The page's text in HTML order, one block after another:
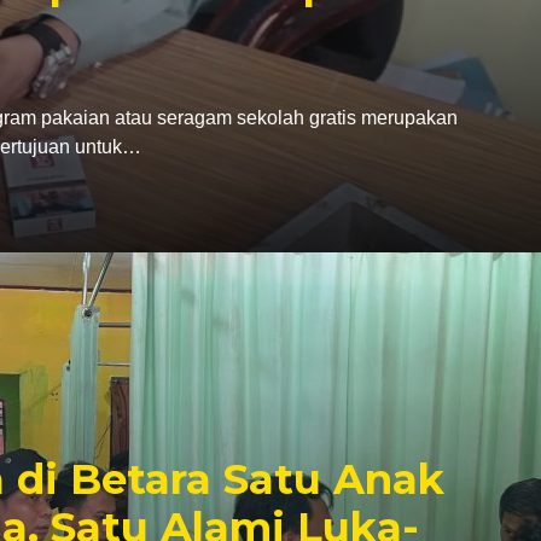
pakaian atau seragam sekolah gratis merupakan
untuk…
di Betara Satu Anak
Satu Alami Luka-